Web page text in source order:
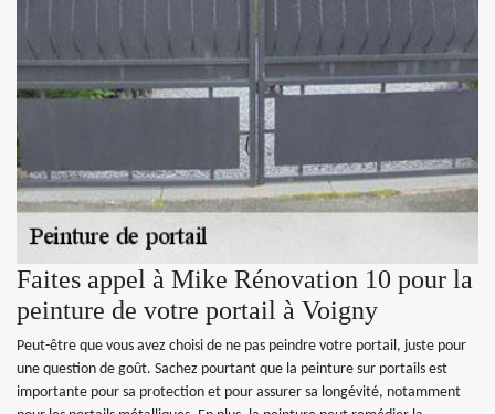
Faites appel à Mike Rénovation 10 pour la
peinture de votre portail à Voigny
Peut-être que vous avez choisi de ne pas peindre votre portail, juste pour
une question de goût. Sachez pourtant que la peinture sur portails est
importante pour sa protection et pour assurer sa longévité, notamment